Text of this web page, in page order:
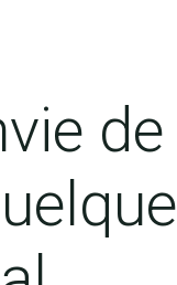
de